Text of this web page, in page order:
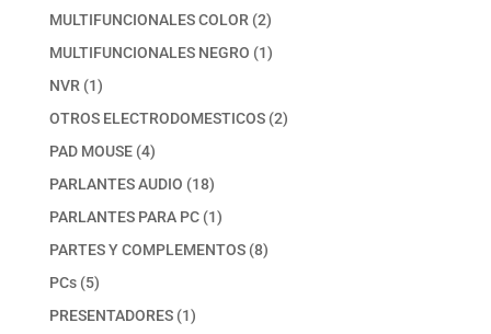
productos
MULTIFUNCIONALES COLOR 22
productos
MULTIFUNCIONALES NEGRO 11
NVR 11
producto
OTROS ELECTRODOMESTICOS 22
PAD MOUSE 44
productos
PARLANTES AUDIO 1818
productos
PARLANTES PARA PC 11
producto
PARTES Y COMPLEMENTOS 88
PCs 55
productos
PRESENTADORES 11